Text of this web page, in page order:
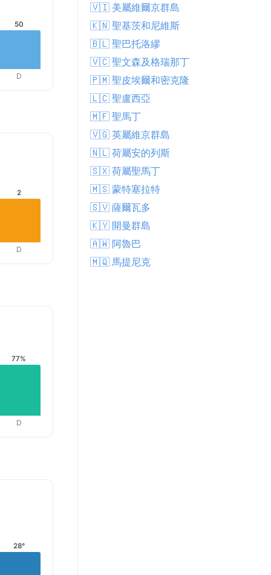
50
D
2
D
77%
D
28°
🇻🇮 美屬維爾京群島
🇰🇳 聖基茨和尼維斯
🇧🇱 聖巴托洛繆
🇻🇨 聖文森及格瑞那丁
🇵🇲 聖皮埃爾和密克隆
🇱🇨 聖盧西亞
🇲🇫 聖馬丁
🇻🇬 英屬維京群島
🇳🇱 荷屬安的列斯
🇸🇽 荷屬聖馬丁
🇲🇸 蒙特塞拉特
🇸🇻 薩爾瓦多
🇰🇾 開曼群島
🇦🇼 阿魯巴
🇲🇶 馬提尼克